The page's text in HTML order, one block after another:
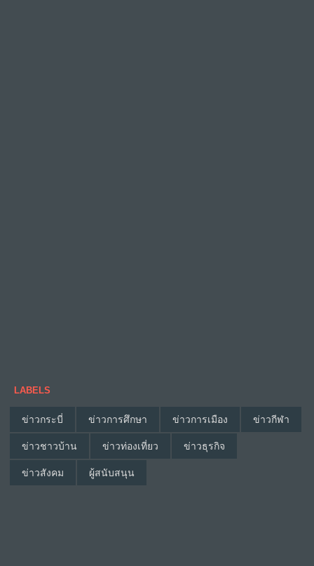
LABELS
ข่าวกระบี่ ข่าวการศึกษา ข่าวการเมือง ข่าวกีฬา
ข่าวชาวบ้าน ข่าวท่องเที่ยว ข่าวธุรกิจ
ข่าวสังคม ผู้สนับสนุน